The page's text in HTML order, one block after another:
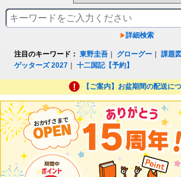
詳細検索
注目のキーワード： 東野圭吾 グローグー ｜課題
ゲッターズ 2027 ｜十二国記【予約】
【ご案内】お盆期間の配送に